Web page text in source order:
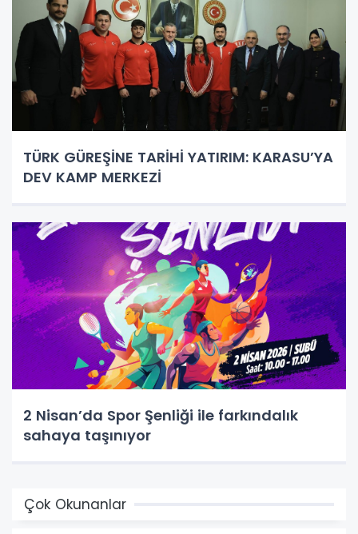
TÜRK GÜREŞİNE TARİHİ YATIRIM: KARASU’YA
DEV KAMP MERKEZİ
2 Nisan’da Spor Şenliği ile farkındalık
sahaya taşınıyor
Çok Okunanlar